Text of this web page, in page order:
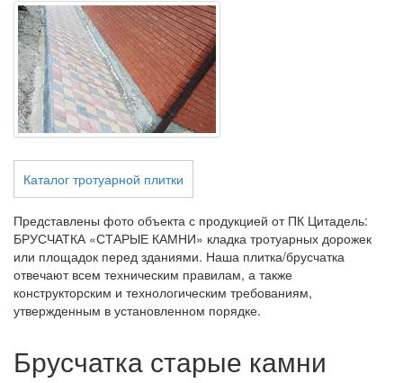
Каталог тротуарной плитки
Представлены фото объекта с продукцией от ПК Цитадель:
БРУСЧАТКА «СТАРЫЕ КАМНИ» кладка тротуарных дорожек
или площадок перед зданиями. Наша плитка/брусчатка
отвечают всем техническим правилам, а также
конструкторским и технологическим требованиям,
утвержденным в установленном порядке.
Брусчатка старые камни